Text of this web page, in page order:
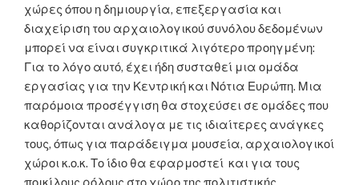
χώρες όπου η δημιουργία, επεξεργασία και
διαχείριση του αρχαιολογικού συνόλου δεδομένων
μπορεί να είναι συγκριτικά λιγότερο προηγμένη:
Για το λόγο αυτό, έχει ήδη συσταθεί μια ομάδα
εργασίας για την Κεντρική και Νότια Ευρώπη. Μια
παρόμοια προσέγγιση θα στοχεύσει σε ομάδες που
καθορίζονται ανάλογα με τις ιδιαίτερες ανάγκες
τους, όπως για παράδειγμα μουσεία, αρχαιολογικοί
χώροι κ.ο.κ. Το ίδιο θα εφαρμοστεί και για τους